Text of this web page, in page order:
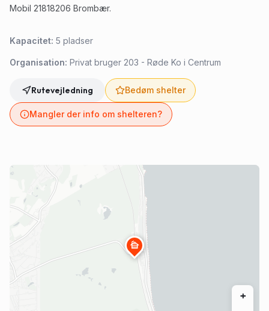
Mobil 21818206 Brombær.
Kapacitet: 5 pladser
Organisation: Privat bruger 203 - Røde Ko i Centrum
Rutevejledning Bedøm shelter
Mangler der info om shelteren?
cabin
+